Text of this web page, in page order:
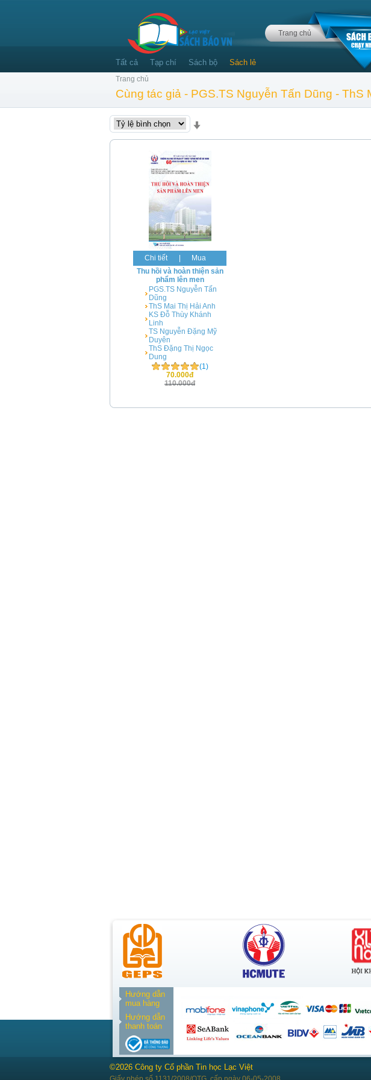
Trang chủ
Tất cả Tạp chí Sách bộ Sách lẻ
Trang chủ
Cùng tác giả - PGS.TS Nguyễn Tấn Dũng -
Chi tiết
Mua
Thu hồi và hoàn thiện sản
phẩm lên men
PGS.TS Nguyễn Tấn
Dũng
ThS Mai Thị Hải Anh
KS Đỗ Thùy Khánh
Linh
TS Nguyễn Đặng Mỹ
Duyên
ThS Đặng Thị Ngọc
Dung
(1)
70.000đ
110.000đ
Hướng dẫn
mua hàng
Hướng dẫn
thanh toán
©2026 Công ty Cổ phần Tin học Lạc Việt